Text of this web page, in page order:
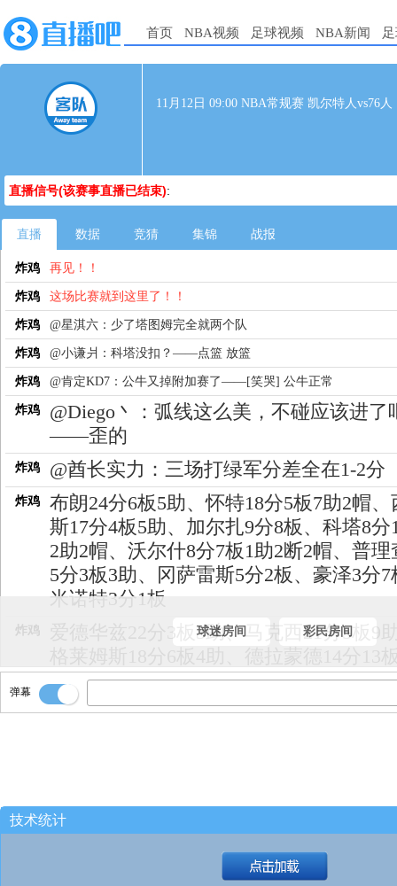
首页 NBA视频 足球视频 NBA新闻
11月12日 09:00 NBA常规赛 凯尔特人vs76人
直播信号(该赛事直播已结束):
直播 数据 竞猜 集锦 战报
炸鸡 再见！！
炸鸡 这场比赛就到这里了！！
炸鸡 @星淇六：少了塔图姆完全就两个队
炸鸡 @小谦爿：科塔没扣？——点篮 放篮
炸鸡 @肯定KD7：公牛又掉附加赛了——[笑哭] 公牛正常
炸鸡
@Diego丶：弧线这么美，不碰应该进了
——歪的
炸鸡 @酋长实力：三场打绿军分差全在1-2分
炸鸡
布朗24分6板5助、怀特18分5板7助2帽、
斯17分4板5助、加尔扎9分8板、科塔8分
2助2帽、沃尔什8分7板1助2断2帽、普理
5分3板3助、冈萨雷斯5分2板、豪泽3分7
米诺特3分1板
炸鸡
爱德华兹22分3板3助、马克西21分5板9
乌布雷12分7板、沃特福德7分2板1助、
库姆6分3板3助2帽、博纳2分4板2帽、麦
炸鸡 比赛结束！！
球迷房间 彩民房间
弹幕
技术统计